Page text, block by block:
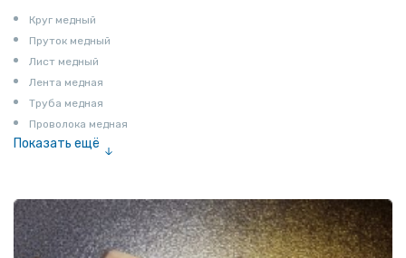
Круг медный
Пруток медный
Лист медный
Лента медная
Труба медная
Проволока медная
Показать ещё